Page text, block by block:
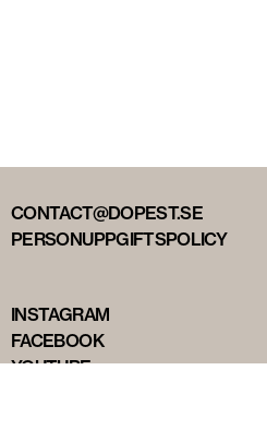
CONTACT@DOPEST.SE
PERSONUPPGIFTSPOLICY
INSTAGRAM
FACEBOOK
YOUTUBE